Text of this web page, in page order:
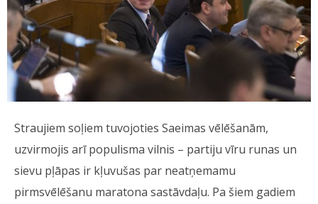
Straujiem soļiem tuvojoties Saeimas vēlēšanām,
uzvirmojis arī populisma vilnis – partiju vīru runas un
sievu pļāpas ir kļuvušas par neatņemamu
pirmsvēlēšanu maratona sastāvdaļu. Pa šiem gadiem